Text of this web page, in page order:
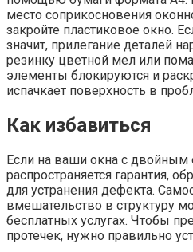
место соприкосновения
закройте пластиковое окно.
значит, прилегание деталей
резинку цветной мел или
элементы блокируются и
испачкает поверхность в
Как избавиться
Если на ваши окна с двойным
распространяется гарантия,
для устранения дефекта.
вмешательство в структуру
бесплатных услугах. Чтобы
протечек, нужно правильно